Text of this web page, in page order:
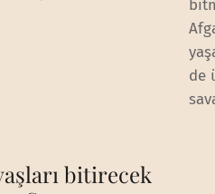
de
bitirecek